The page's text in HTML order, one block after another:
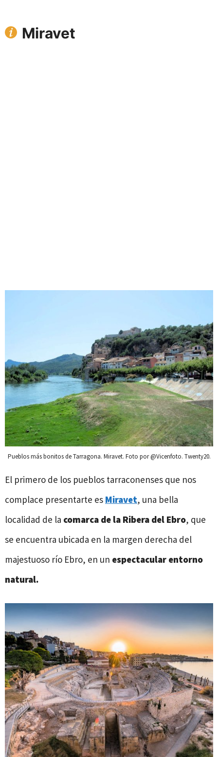
Miravet
Pueblos más bonitos de Tarragona. Miravet. Foto por @Vicenfoto. Twenty20.
El primero de los pueblos tarraconenses que nos
complace presentarte es Miravet, una bella
localidad de la comarca de la Ribera del Ebro, que
se encuentra ubicada en la margen derecha del
majestuoso río Ebro, en un espectacular entorno
natural.